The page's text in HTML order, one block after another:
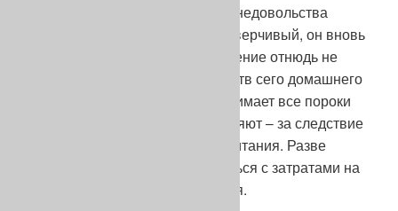
собакой дрессурою, то все его недовольства
вскоре развеются, как дым. Доверчивый, он вновь
окрылен надеждой на исправление отнюдь не
благородных внутренних свойств сего домашнего
животного, с готовностью принимает все пороки
его характера – как ему объясняют – за следствие
своих ошибок в процессе воспитания. Разве
можно в такой ситуации считаться с затратами на
дрессировку? Он и не считается.